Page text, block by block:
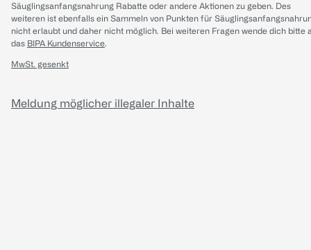
Säuglingsanfangsnahrung Rabatte oder andere Aktionen zu geben. Des
weiteren ist ebenfalls ein Sammeln von Punkten für
nicht erlaubt und daher nicht möglich. Bei weiteren Fragen wende dich bitte
das BIPA Kundenservice.
MwSt. gesenkt
Meldung möglicher illegaler Inhalte